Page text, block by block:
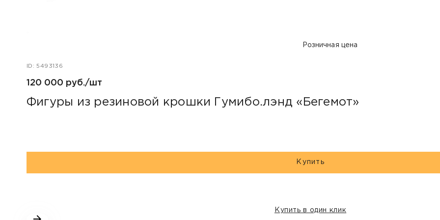
Розничная цена
ID: 5493136
120 000 руб./шт
Фигуры из резиновой крошки Гумибо.лэнд «Бегемот»
Купить
Купить в один клик